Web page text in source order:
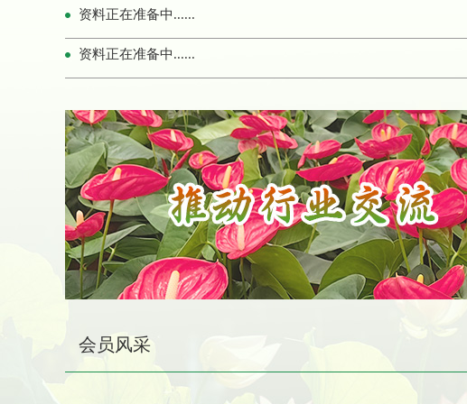
资料正在准备中......
资料正在准备中......
会员风采